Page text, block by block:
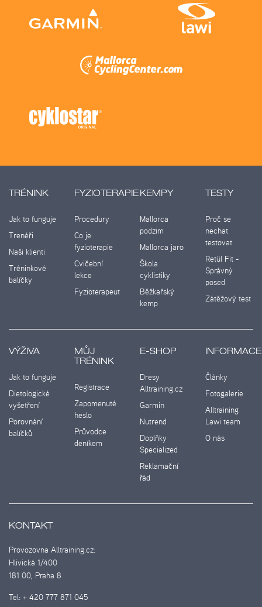
TRÉNINK
Jak to funguje
Trenéři
Naši klienti
Tréninkové
balíčky
FYZIOTERAPIE
Procedury
Co je
fyzioterapie
Cvičební
lekce
Fyzioterapeut
KEMPY
Mallorca
podzim
Mallorca jaro
Škola
cyklistiky
Běžkařský
kemp
TESTY
Proč se
nechat
testovat
Retül Fit -
Správný
posed
Zátěžový test
VÝŽIVA
Jak to funguje
Dietologické
vyšetření
Porovnání
balíčků
MŮJ
TRÉNINK
Registrace
Zapomenuté
heslo
Průvodce
deníkem
E-SHOP
Dresy
Alltraining.cz
Garmin
Nutrend
Doplňky
Specialized
Reklamační
řád
INFORMACE
Články
Fotogalerie
Alltraining
Lawi team
O nás
KONTAKT
Provozovna Alltraining.cz:
Hlivická 1/400
181 00, Praha 8
Tel: + 420 777 871 045